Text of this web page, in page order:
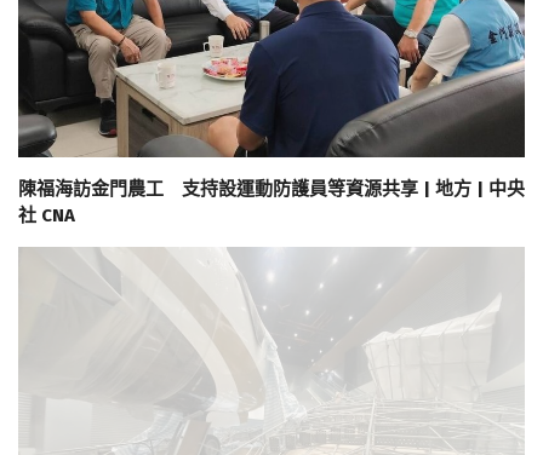
陳福海訪金門農工 支持設運動防護員等資源共享 | 地方 | 中央
社 CNA